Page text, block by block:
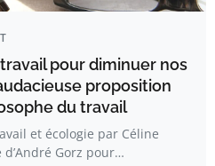
pour diminuer nos
proposition
du travail
et écologie par Céline
d’André Gorz pour…